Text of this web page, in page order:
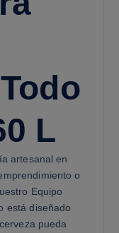
L
artesanal en
o
Equipo
está diseñado
pueda